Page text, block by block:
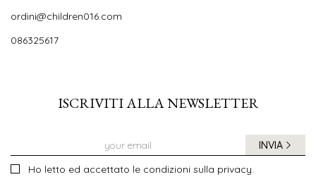
ordini@children016.com
086325617
ISCRIVITI ALLA NEWSLETTER
Ho letto ed accettato le condizioni sulla privacy.
INVIA